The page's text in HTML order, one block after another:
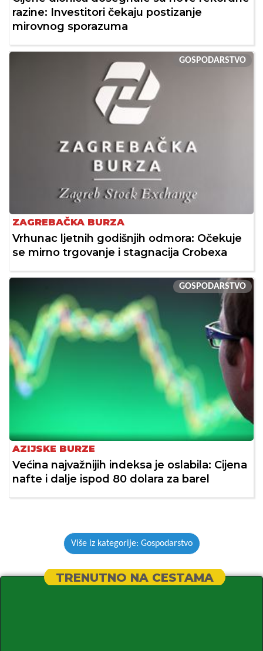
razine: Investitori čekaju postizanje
mirovnog sporazuma
GOSPODARSTVO
ZAGREBAČKA BURZA
Vrhunac ljetnih godišnjih odmora: Očekuje
se mirno trgovanje i stagnacija Crobexa
GOSPODARSTVO
AZIJSKE BURZE
Većina najvažnijih indeksa je oslabila: Cijena
nafte i dalje ispod 80 dolara za barel
Više iz kategorije: Gospodarstvo
TRENUTNO NA CESTAMA